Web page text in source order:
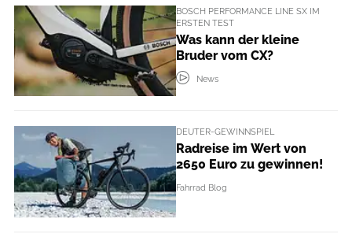
BOSCH PERFORMANCE LINE SX IM
ERSTEN TEST
Was kann der kleine
Bruder vom CX?
News
DEUTER-GEWINNSPIEL
Radreise im Wert von
2650 Euro zu gewinnen!
Fahrrad Blog